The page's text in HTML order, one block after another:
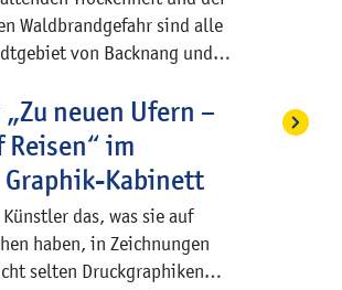
brachte am Aktionstag
Gemüse mit, das es dann
Regenbogenfarbe
Waldbrandgefahr sind alle
von Backnang und
neuen Ufern –
im
Kabinett
das, was sie auf
haben, in Zeichnungen
selten Druckgraphiken